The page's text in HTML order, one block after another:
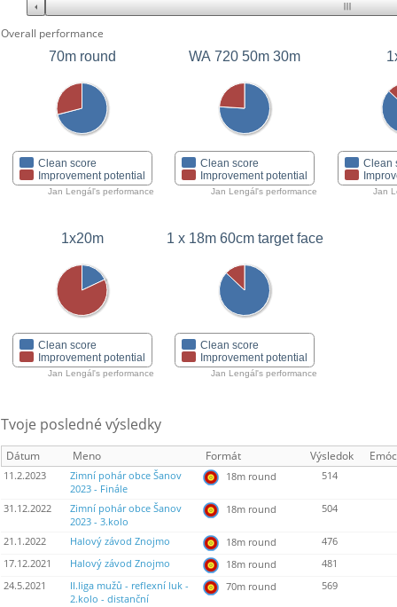
Overall performance
70m round
Clean score
Improvement potential
Jan Lengál's performance
WA 720 50m 30m
Clean score
Improvement potential
Jan Lengál's performance
Clean
Jan
1x20m
Clean score
Improvement potential
Jan Lengál's performance
1 x 18m 60cm target face
Clean score
Improvement potential
Jan Lengál's performance
Tvoje posledné výsledky
Dátum Meno Formát Výsledok
11.2.2023
Zimní pohár obce Šanov
2023 - Finále
18m round 514
31.12.2022
Zimní pohár obce Šanov
2023 - 3.kolo
18m round 504
21.1.2022 Halový závod Znojmo 18m round
476
17.12.2021
Halový závod Znojmo 18m round
481
24.5.2021
II.liga mužů - reflexní luk -
2.kolo - distanční
70m round 569